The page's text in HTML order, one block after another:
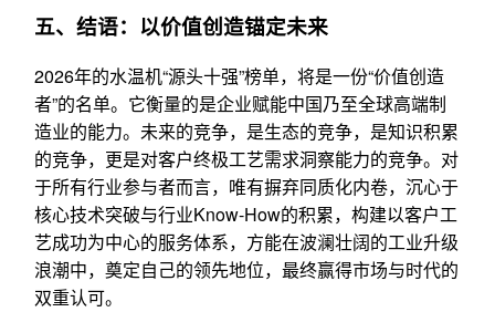
五、结语：以价值创造锚定未来
2026年的水温机“源头十强”榜单，将是一份“价值创造
者”的名单。它衡量的是企业赋能中国乃至全球高端制
造业的能力。未来的竞争，是生态的竞争，是知识积累
的竞争，更是对客户终极工艺需求洞察能力的竞争。对
于所有行业参与者而言，唯有摒弃同质化内卷，沉心于
核心技术突破与行业Know-How的积累，构建以客户工
艺成功为中心的服务体系，方能在波澜壮阔的工业升级
浪潮中，奠定自己的领先地位，最终赢得市场与时代的
双重认可。